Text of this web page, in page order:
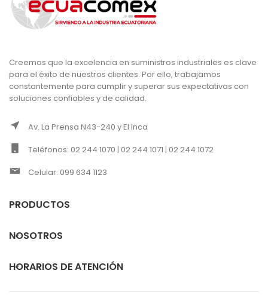
Creemos que la excelencia en suministros industriales es clave
para el éxito de nuestros clientes. Por ello, trabajamos
constantemente para cumplir y superar sus expectativas con
soluciones confiables y de calidad.
Av. La Prensa N43-240 y El Inca
Teléfonos: 02 244 1070 | 02 244 1071 | 02 244 1072
Celular: 099 634 1123
PRODUCTOS
NOSOTROS
HORARIOS DE ATENCIÓN